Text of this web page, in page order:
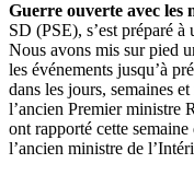
Guerre ouverte avec les
SD (PSE), s’est préparé
Nous avons mis sur pied
les événements jusqu’à
dans les jours, semaines
l’ancien Premier ministre
ont rapporté cette
l’ancien ministre de